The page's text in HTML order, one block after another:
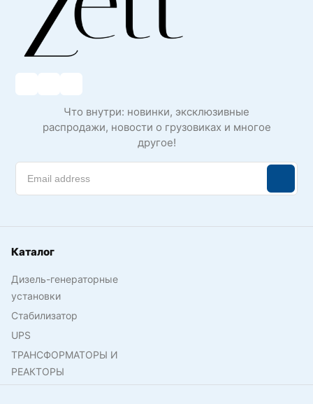
Что внутри: новинки, эксклюзивные
распродажи, новости о грузовиках и многое
другое!
Каталог
Дизель-генераторные
установки
Стабилизатор
UPS
ТРАНСФОРМАТОРЫ И
РЕАКТОРЫ